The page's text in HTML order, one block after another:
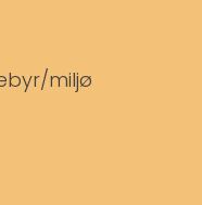
miljø